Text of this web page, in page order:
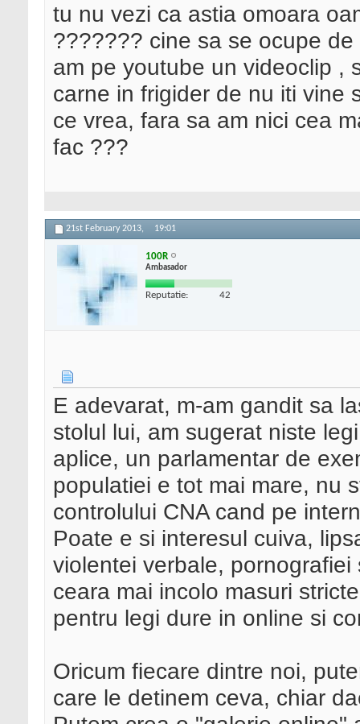
tu nu vezi ca astia omoara
??????? cine sa se ocupe
am pe youtube un videoclip ,
carne in frigider de nu iti vine
ce vrea, fara sa am nici cea
fac ???
21st February 2013, 19:01
100R
Ambasador
Reputatie: 42
E adevarat, m-am gandit sa
stolul lui, am sugerat niste
aplice, un parlamentar de
populatiei e tot mai mare, nu
controlului CNA cand pe
Poate e si interesul cuiva,
violentei verbale,
ceara mai incolo masuri
pentru legi dure in online si
Oricum fiecare dintre noi,
care le detinem ceva, chiar